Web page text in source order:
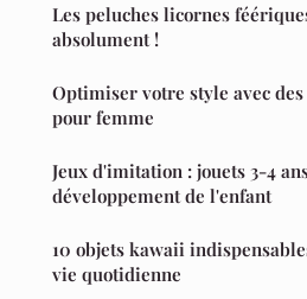
Les peluches licornes
absolument !
Optimiser votre style avec
pour femme
Jeux d'imitation : jouets 3-4
développement de l'enfant
10 objets kawaii
vie quotidienne